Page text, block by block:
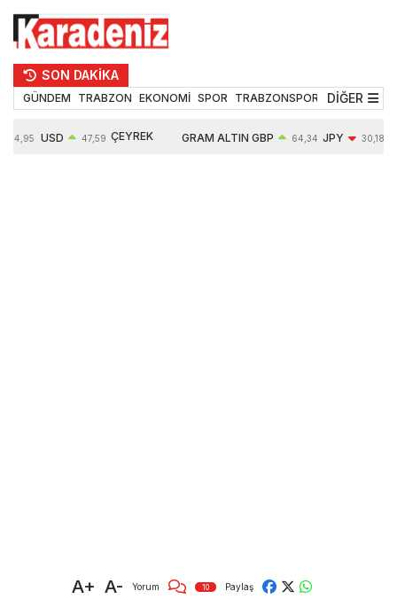
SON DAKİKA
GÜNDEM TRABZON EKONOMİ SPOR TRABZONSPOR TEKNOLOJİ
DİĞER
54,95 USD 47,59 ÇEYREK GRAM ALTIN GBP 64,34 JPY 30,18
A+ A- Yorum 10 Paylaş